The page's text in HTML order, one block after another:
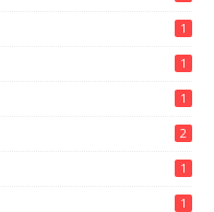
1
1
1
2
1
1